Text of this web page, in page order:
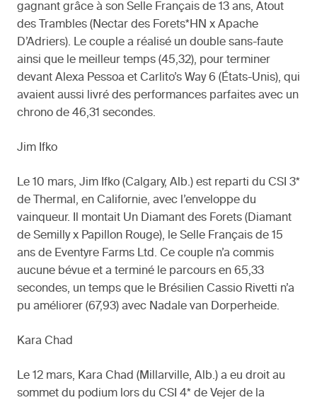
gagnant grâce à son Selle Français de 13 ans, Atout
des Trambles (Nectar des Forets*HN x Apache
D’Adriers). Le couple a réalisé un double sans-faute
ainsi que le meilleur temps (45,32), pour terminer
devant Alexa Pessoa et Carlito’s Way 6 (États-Unis), qui
avaient aussi livré des performances parfaites avec un
chrono de 46,31 secondes.
Jim Ifko
Le 10 mars, Jim Ifko (Calgary, Alb.) est reparti du CSI 3*
de Thermal, en Californie, avec l’enveloppe du
vainqueur. Il montait Un Diamant des Forets (Diamant
de Semilly x Papillon Rouge), le Selle Français de 15
ans de Eventyre Farms Ltd. Ce couple n’a commis
aucune bévue et a terminé le parcours en 65,33
secondes, un temps que le Brésilien Cassio Rivetti n’a
pu améliorer (67,93) avec Nadale van Dorperheide.
Kara Chad
Le 12 mars, Kara Chad (Millarville, Alb.) a eu droit au
sommet du podium lors du CSI 4* de Vejer de la